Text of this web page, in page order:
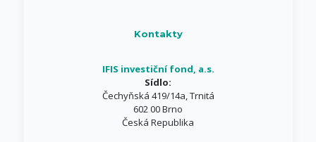
Kontakty
IFIS investiční fond, a.s.
Sídlo:
Čechyňská 419/14a, Trnitá
602 00 Brno
Česká Republika